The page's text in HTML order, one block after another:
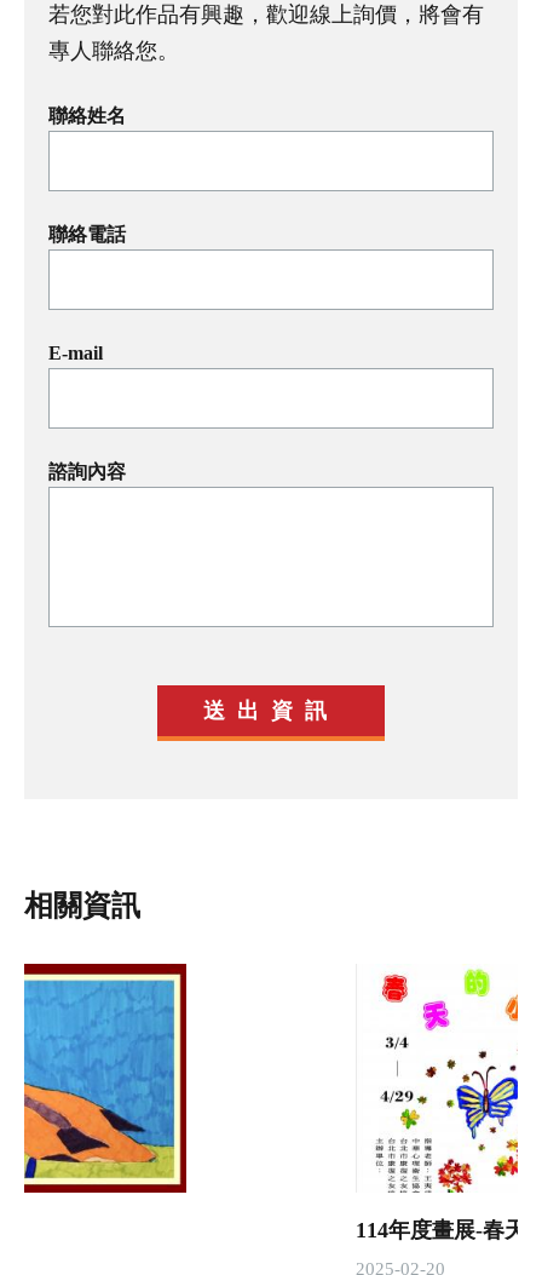
若您對此作品有興趣，歡迎線上詢價，將會有
專人聯絡您。
聯絡姓名
聯絡電話
E-mail
諮詢內容
相關資訊
114年度畫展-春天
2025-02-20